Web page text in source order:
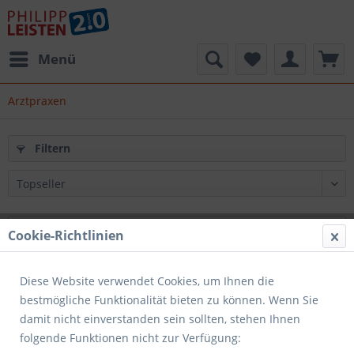
Menü
Arztpraxen
Filtern
Cookie-Richtlinien
Diese Website verwendet Cookies, um Ihnen die
bestmögliche Funktionalität bieten zu können. Wenn Sie
damit nicht einverstanden sein sollten, stehen Ihnen
folgende Funktionen nicht zur Verfügung: